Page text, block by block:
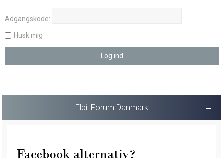
Adgangskode:
Husk mig
Elbil Forum Danmark